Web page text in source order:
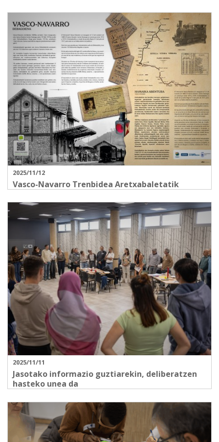
2025/11/12
Vasco-Navarro Trenbidea Aretxabaletatik
2025/11/11
Jasotako informazio guztiarekin, deliberatzen
hasteko unea da